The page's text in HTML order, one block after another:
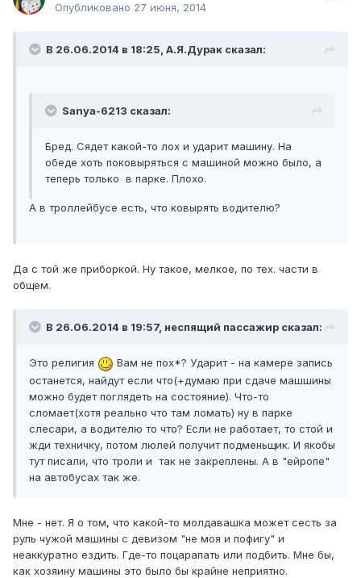
Опубликовано 27 июня, 2014
В 26.06.2014 в 18:25, А.Я.Дурак сказал:
Sanya-6213 сказал:
Бред. Сядет какой-то лох и ударит машину. На
обеде хоть поковыряться с машиной можно было, а
теперь только в парке. Плохо.
А в троллейбусе есть, что ковырять водителю?
Да с той же приборкой. Ну такое, мелкое, по тех. части в
общем.
В 26.06.2014 в 19:57, неспящий пассажир сказал:
Это религия
Вам не пох*? Ударит - на камере запись
останется, найдут если что(+думаю при сдаче машшины
можно будет поглядеть на состояние). Что-то
сломает(хотя реально что там ломать) ну в парке
слесари, а водителю то что? Если не работает, то стой и
жди техничку, потом люлей получит подменьщик. И якобы
тут писали, что троли и так не закреплены. А в "ейропе"
на автобусах так же.
Мне - нет. Я о том, что какой-то молдавашка может сесть за
руль чужой машины с девизом "не моя и пофигу" и
неаккуратно ездить. Где-то поцарапать или подбить. Мне бы,
как хозяину машины это было бы крайне неприятно.